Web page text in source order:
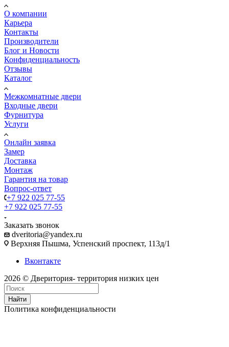
О компании
Карьера
Контакты
Производители
Блог и Новости
Конфиденциальность
Отзывы
Каталог
Межкомнатные двери
Входные двери
Фурнитура
Услуги
Онлайн заявка
Замер
Доставка
Монтаж
Гарантия на товар
Вопрос-ответ
+7 922 025 77-55
+7 922 025 77-55
Заказать звонок
dveritoria@yandex.ru
Верхняя Пышма, Успенский проспект, 113д/1
Вконтакте
2026 © Дверитория- территория низких цен
Найти
Политика конфиденциальности